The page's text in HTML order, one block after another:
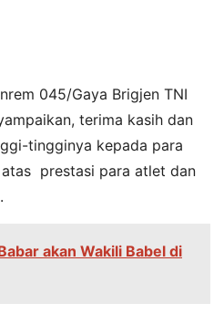
045/Gaya Brigjen TNI
terima kasih dan
tingginya kepada para
prestasi para atlet dan
akan Wakili Babel di